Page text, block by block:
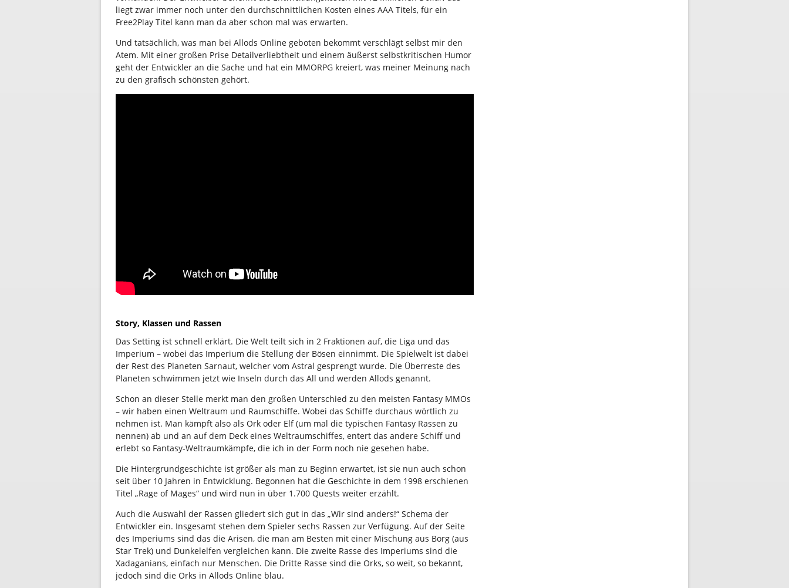
liegt zwar immer noch unter den durchschnittlichen Kosten eines AAA Titels, für ein
Free2Play Titel kann man da aber schon mal was erwarten.
Und tatsächlich, was man bei Allods Online geboten bekommt verschlägt selbst mir den
Atem. Mit einer großen Prise Detailverliebtheit und einem äußerst selbstkritischen Humor
geht der Entwickler an die Sache und hat ein MMORPG kreiert, was meiner Meinung nach
zu den grafisch schönsten gehört.
Story, Klassen und Rassen
Das Setting ist schnell erklärt. Die Welt teilt sich in 2 Fraktionen auf, die Liga und das
Imperium – wobei das Imperium die Stellung der Bösen einnimmt. Die Spielwelt ist dabei
der Rest des Planeten Sarnaut, welcher vom Astral gesprengt wurde. Die Überreste des
Planeten schwimmen jetzt wie Inseln durch das All und werden Allods genannt.
Schon an dieser Stelle merkt man den großen Unterschied zu den meisten Fantasy MMOs
– wir haben einen Weltraum und Raumschiffe. Wobei das Schiffe durchaus wörtlich zu
nehmen ist. Man kämpft also als Ork oder Elf (um mal die typischen Fantasy Rassen zu
nennen) ab und an auf dem Deck eines Weltraumschiffes, entert das andere Schiff und
erlebt so Fantasy-Weltraumkämpfe, die ich in der Form noch nie gesehen habe.
Die Hintergrundgeschichte ist größer als man zu Beginn erwartet, ist sie nun auch schon
seit über 10 Jahren in Entwicklung. Begonnen hat die Geschichte in dem 1998 erschienen
Titel „Rage of Mages“ und wird nun in über 1.700 Quests weiter erzählt.
Auch die Auswahl der Rassen gliedert sich gut in das „Wir sind anders!“ Schema der
Entwickler ein. Insgesamt stehen dem Spieler sechs Rassen zur Verfügung. Auf der Seite
des Imperiums sind das die Arisen, die man am Besten mit einer Mischung aus Borg (aus
Star Trek) und Dunkelelfen vergleichen kann. Die zweite Rasse des Imperiums sind die
Xadaganians, einfach nur Menschen. Die Dritte Rasse sind die Orks, so weit, so bekannt,
jedoch sind die Orks in Allods Online blau.